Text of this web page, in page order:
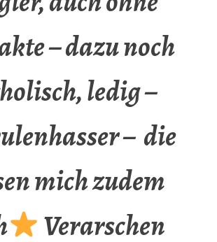
– dazu noch
ledig –
– die
mich zudem
Verarschen